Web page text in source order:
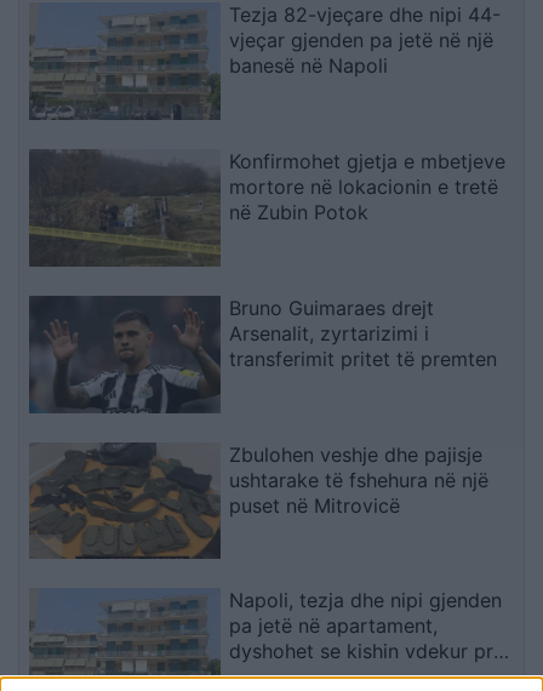
Tezja 82-vjeçare dhe nipi 44-
vjeçar gjenden pa jetë në një
banesë në Napoli
Konfirmohet gjetja e mbetjeve
mortore në lokacionin e tretë
në Zubin Potok
Bruno Guimaraes drejt
Arsenalit, zyrtarizimi i
transferimit pritet të premten
Zbulohen veshje dhe pajisje
ushtarake të fshehura në një
puset në Mitrovicë
Napoli, tezja dhe nipi gjenden
pa jetë në apartament,
dyshohet se kishin vdekur prej
disa ditësh